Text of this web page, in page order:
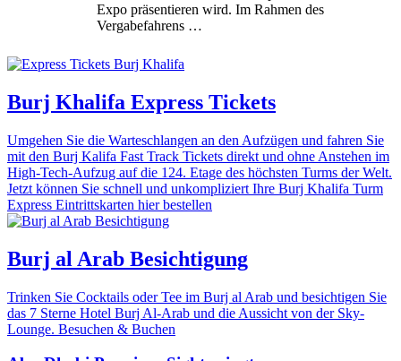
Expo präsentieren wird. Im Rahmen des
Vergabefahrens …
Burj Khalifa Express Tickets
Umgehen Sie die Warteschlangen an den Aufzügen und fahren Sie
mit den Burj Kalifa Fast Track Tickets direkt und ohne Anstehen im
High-Tech-Aufzug auf die 124. Etage des höchsten Turms der Welt.
Jetzt können Sie schnell und unkompliziert Ihre Burj Khalifa Turm
Express Eintrittskarten hier bestellen
Burj al Arab Besichtigung
Trinken Sie Cocktails oder Tee im Burj al Arab und besichtigen Sie
das 7 Sterne Hotel Burj Al-Arab und die Aussicht von der Sky-
Lounge. Besuchen & Buchen